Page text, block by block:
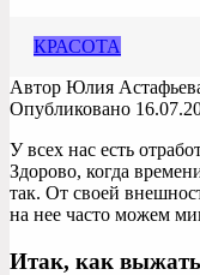
КРАСОТА
Автор Юлия
Опубликовано
У всех нас есть
Здорово, когда
так. От своей
на нее часто можем
Итак, как выжать